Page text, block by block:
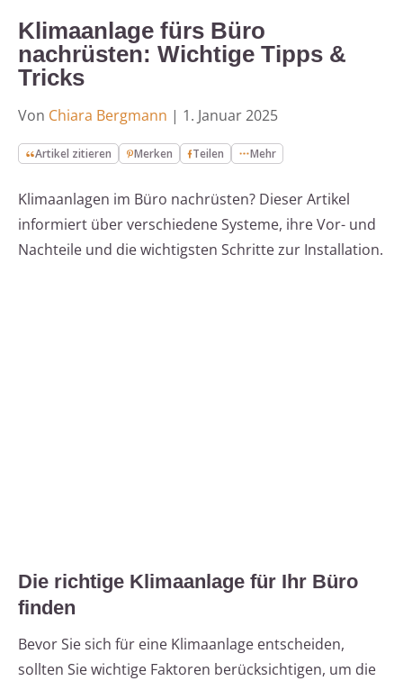
Klimaanlage fürs Büro
nachrüsten: Wichtige Tipps &
Tricks
Von Chiara Bergmann | 1. Januar 2025
Artikel zitieren Merken Teilen Mehr
Klimaanlagen im Büro nachrüsten? Dieser Artikel
informiert über verschiedene Systeme, ihre Vor- und
Nachteile und die wichtigsten Schritte zur Installation.
Die richtige Klimaanlage für Ihr Büro
finden
Bevor Sie sich für eine Klimaanlage entscheiden,
sollten Sie wichtige Faktoren berücksichtigen, um die